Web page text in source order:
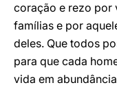
coração e rezo por
famílias e por
deles. Que todos
para que cada
vida em